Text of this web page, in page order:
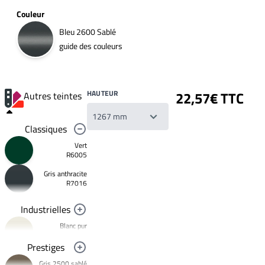
Couleur
Bleu 2600 Sablé
guide des couleurs
Autres teintes
Classiques
Vert
R6005
Gris anthracite
R7016
Industrielles
Blanc pur
Noir foncé
Prestiges
HAUTEUR 22,57€ TTC
Votre
liste
souhaits
Un
produit
Créer